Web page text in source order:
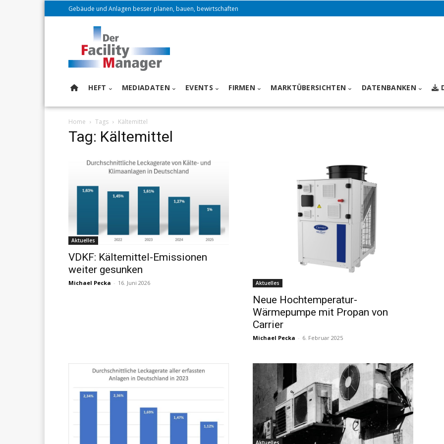
Gebäude und Anlagen besser planen, bauen, bewirtschaften
HEFT MEDIADATEN EVENTS FIRMEN MARKTÜBERSICHTEN DATENBANKEN
Home Tags Kältemittel
Tag: Kältemittel
Aktuelles
VDKF: Kältemittel-Emissionen
weiter gesunken
Michael Pecka - 16. Juni 2026 Aktuelles
Neue Hochtemperatur-
Wärmepumpe mit Propan von
Carrier
Michael Pecka - 6. Februar 2025